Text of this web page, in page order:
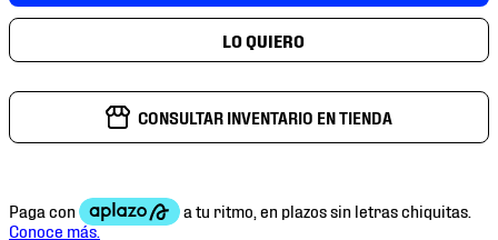
CONSULTAR INVENTARIO EN TIENDA